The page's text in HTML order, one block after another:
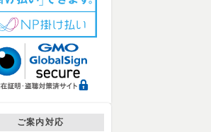
ご案内対応